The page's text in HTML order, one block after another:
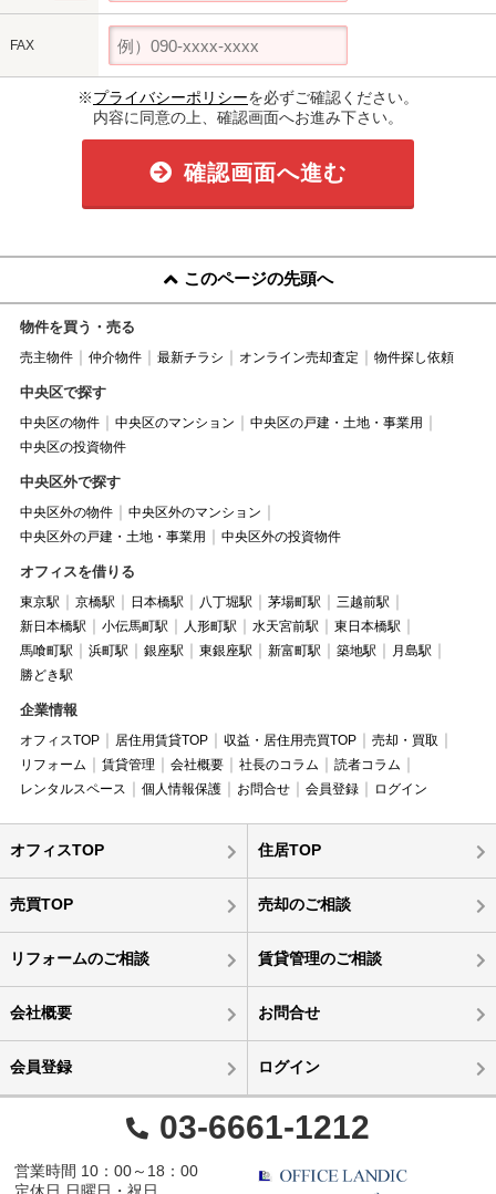
FAX
※プライバシーポリシーを必ずご確認ください。
内容に同意の上、確認画面へお進み下さい。
確認画面へ進む
このページの先頭へ
物件を買う・売る
売主物件 仲介物件 最新チラシ オンライン売却査定 物件探し依頼
中央区で探す
中央区の物件 中央区のマンション
中央区の戸建・土地・事業用
中央区の投資物件
中央区外で探す
中央区外の物件
中央区外のマンション
中央区外の戸建・土地・事業用
中央区外の投資物件
オフィスを借りる
東京駅 京橋駅 日本橋駅 八丁堀駅 茅場町駅
三越前駅
新日本橋駅
小伝馬町駅 人形町駅 水天宮前駅
東日本橋駅
馬喰町駅
浜町駅 銀座駅 東銀座駅 新富町駅 築地駅
月島駅
勝どき駅
企業情報
オフィスTOP 居住用賃貸TOP 収益・居住用売買TOP
売却・買取
リフォーム
賃貸管理 会社概要 社長のコラム
読者コラム
レンタルスペース
個人情報保護 お問合せ 会員登録 ログイン
オフィスTOP 住居TOP
売買TOP 売却のご相談
リフォームのご相談 賃貸管理のご相談
会社概要 お問合せ
会員登録 ログイン
03-6661-1212
営業時間 10：00～18：00